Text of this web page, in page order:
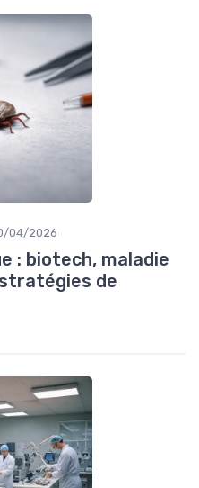
04/2026
: biotech, maladie
de